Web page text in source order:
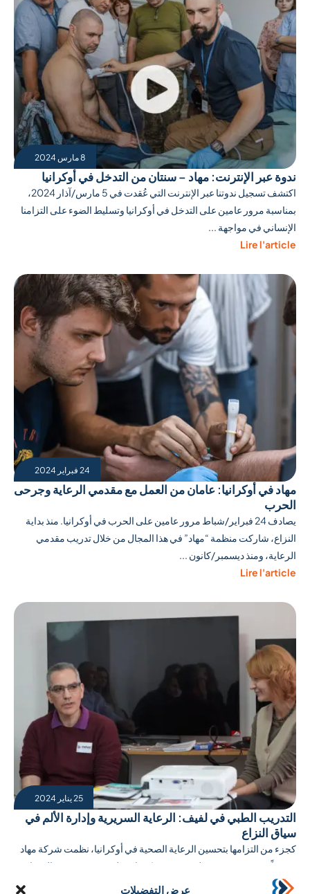
عرض التفضيلات
8 مارس 2024
ندوة عبر الإنترنت: مهاد – سنتان من التدخل في أوكرانيا
اكتشف تسجيل ندوتنا عبر الإنترنت التي عُقدت في 5 مارس/آذار 2024،
بمناسبة مرور عامين على التدخل في أوكرانيا وتسليط الضوء على التزامنا
الإنساني في مواجهة ...
Lire l'article
24 فبراير 2024
مهاد في أوكرانيا: عامان من العمل مع مقدمي الرعاية وجرحى
الحرب
يصادف 24 فبراير/شباط مرور عامين على الحرب في أوكرانيا. منذ بداية
النزاع، شاركت منظمة “مهاد” في هذا المجال من خلال تدريب مقدمي
الرعاية، ومنذ ديسمبر/كانون ...
Lire l'article
25 يناير 2024
التدريب الطبي في لفيف: الرعاية السريرية وإدارة الألم في
سياق النزاع
كجزء من التزامها بتحسين الرعاية الصحية في أوكرانيا، نظمت شركة مهاد
مؤخراً دورتين تدريبيتين طبيتين في مركزها في لفيف. هدفت هذه الدورات،
التي قادها خبراء، ...